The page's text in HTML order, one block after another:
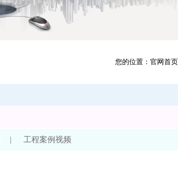
您的位置： 官网首页
| 工程案例视频